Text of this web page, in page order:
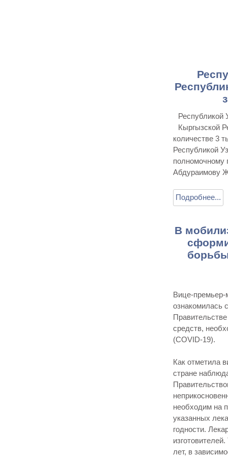
Республикой
Кыргызской
количестве 3
Республикой
полномочному
Абдураимову
Подробнее...
В
Вице-
ознакомилась
средств,
(COVID-19).
Как отметила
стране
необходим на
указанных
годности.
лет, в